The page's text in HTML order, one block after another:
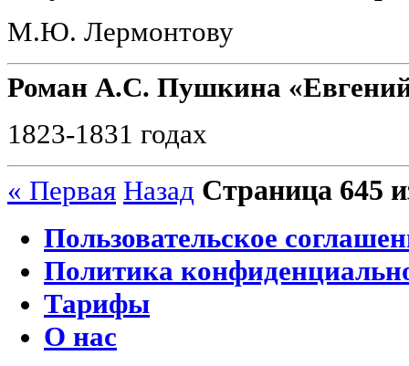
М.Ю. Лермонтову
Роман А.С. Пушкина «Евгений
1823-1831 годах
« Первая Назад Страница 645
Пользовательское
Политика
Тарифы
О нас